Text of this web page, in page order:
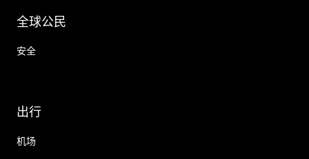
全球公民
安全
出行
机场